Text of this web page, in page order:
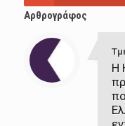
Αρθρογράφος
Η